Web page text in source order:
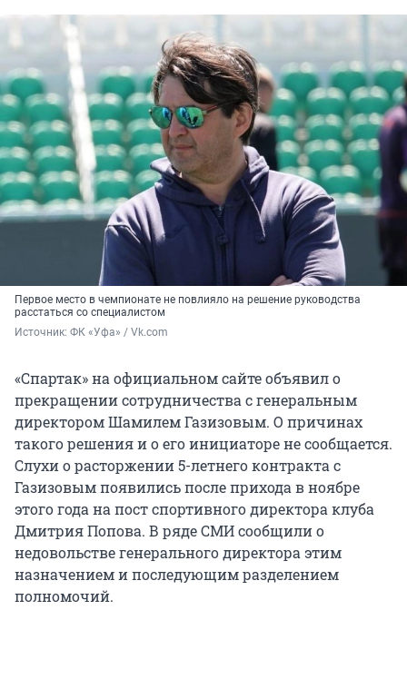
Первое место в чемпионате не повлияло на решение руководства
расстаться со специалистом
Источник: ФК «Уфа» / Vk.com
«Спартак» на официальном сайте объявил о
прекращении сотрудничества с генеральным
директором Шамилем Газизовым. О причинах
такого решения и о его инициаторе не сообщается.
Слухи о расторжении 5-летнего контракта с
Газизовым появились после прихода в ноябре
этого года на пост спортивного директора клуба
Дмитрия Попова. В ряде СМИ сообщили о
недовольстве генерального директора этим
назначением и последующим разделением
полномочий.